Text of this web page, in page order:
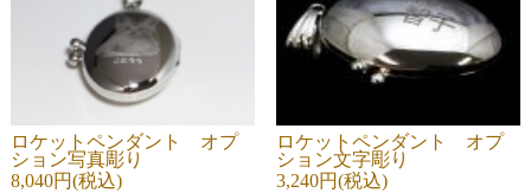
ロケットペンダント オプ
ション写真彫り
8,040円(税込)
ロケットペンダント オプ
ション文字彫り
3,240円(税込)